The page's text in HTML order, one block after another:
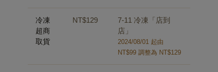
冷凍
超商
取貨
NT$129
7-11 冷凍「店到
店」
2024/08/01 起由
NT$99 調整為 NT$129